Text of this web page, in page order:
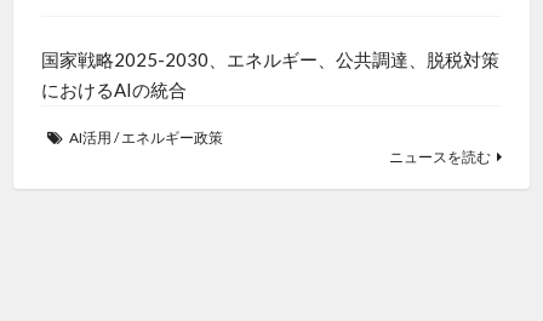
国家戦略2025-2030、エネルギー、公共調達、脱税対策
におけるAIの統合
AI活用 /エネルギー政策
ニュースを読む